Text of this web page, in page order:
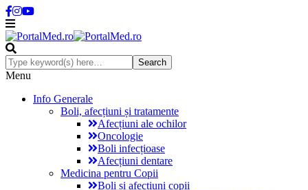
Menu
Info Generale
Boli, afecțiuni și tratamente
Afecțiuni ale ochilor
Oncologie
Boli infecțioase
Afecțiuni dentare
Medicina pentru Copii
Boli și afecțiuni copii